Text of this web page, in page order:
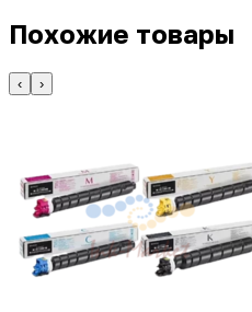
Похожие товары
‹ ›